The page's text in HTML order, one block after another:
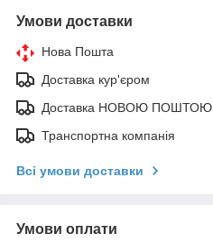
Умови доставки
Нова Пошта
Доставка кур'єром
Доставка НОВОЮ ПОШТОЮ
Транспортна компанія
Всі умови доставки
Умови оплати